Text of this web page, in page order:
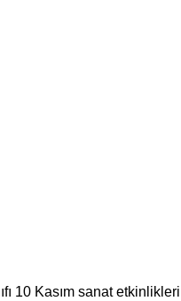
10 Kasım sanat